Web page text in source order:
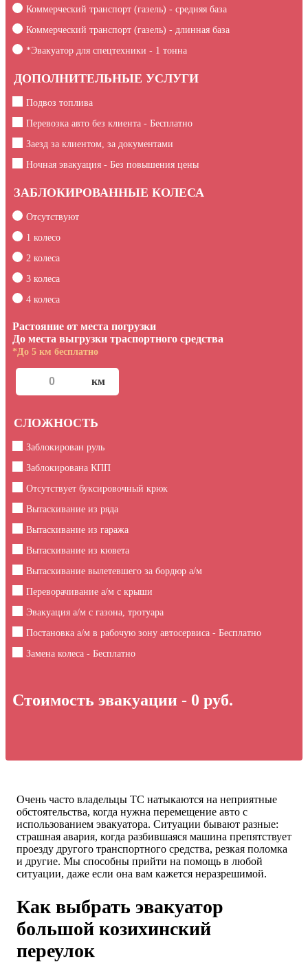
Коммерческий транспорт (газель) - средняя база
Коммерческий транспорт (газель) - длинная база
*Эвакуатор для спецтехники - 1 тонна
ДОПОЛНИТЕЛЬНЫЕ УСЛУГИ
Подвоз топлива
Перевозка авто без клиента - Бесплатно
Заезд за клиентом, за документами
Ночная эвакуация - Без повышения цены
ЗАБЛОКИРОВАННЫЕ КОЛЕСА
Отсутствуют
1 колесо
2 колеса
3 колеса
4 колеса
Растояние от места погрузки
До места выгрузки траспортного средства
*До 5 км бесплатно
СЛОЖНОСТЬ
Заблокирован руль
Заблокирована КПП
Отсутствует буксировочный крюк
Вытаскивание из ряда
Вытаскивание из гаража
Вытаскивание из кювета
Вытаскивание вылетевшего за бордюр а/м
Переворачивание а/м с крыши
Эвакуация а/м с газона, тротуара
Постановка а/м в рабочую зону автосервиса - Бесплатно
Замена колеса - Бесплатно
Стоимость эвакуации - 0 руб.
Очень часто владельцы ТС натыкаются на неприятные
обстоятельства, когда нужна перемещение авто с
использованием эвакуатора. Ситуации бывают разные:
страшная авария, когда разбившаяся машина препятствует
проезду другого транспортного средства, резкая поломка
и другие. Мы способны прийти на помощь в любой
ситуации, даже если она вам кажется неразрешимой.
Как выбрать эвакуатор
большой козихинский
переулок